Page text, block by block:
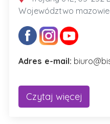
Województwo
Adres e-mail:
Czytaj więcej